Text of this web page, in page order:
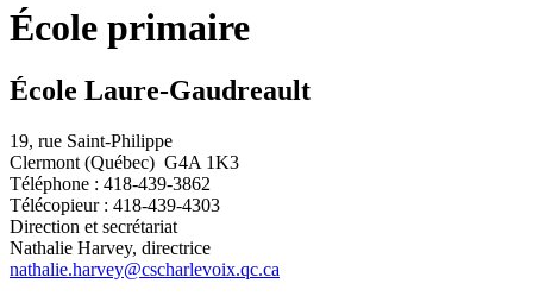
École primaire
École Laure-Gaudreault
19, rue Saint-Philippe
Clermont (Québec) G4A 1K3
Téléphone : 418-439-3862
Télécopieur : 418-439-4303
Direction et secrétariat
Nathalie Harvey, directrice
nathalie.harvey@cscharlevoix.qc.ca